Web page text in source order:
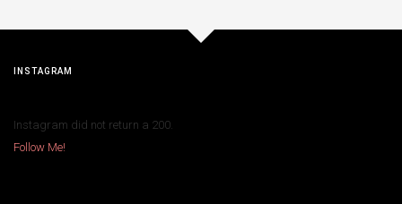
INSTAGRAM
Instagram did not return a 200.
Follow Me!